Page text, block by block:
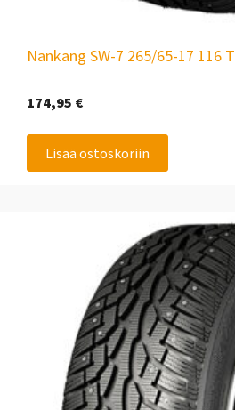
Nankang SW-7 265/65-17 116 T
174,95 €
Lisää ostoskoriin